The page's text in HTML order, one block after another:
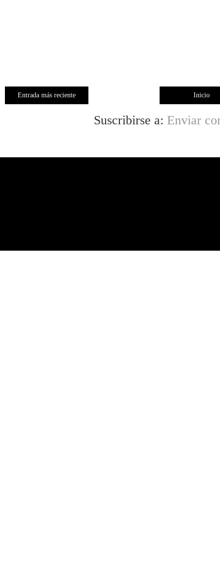
Entrada más reciente Inicio
Suscribirse a: Enviar